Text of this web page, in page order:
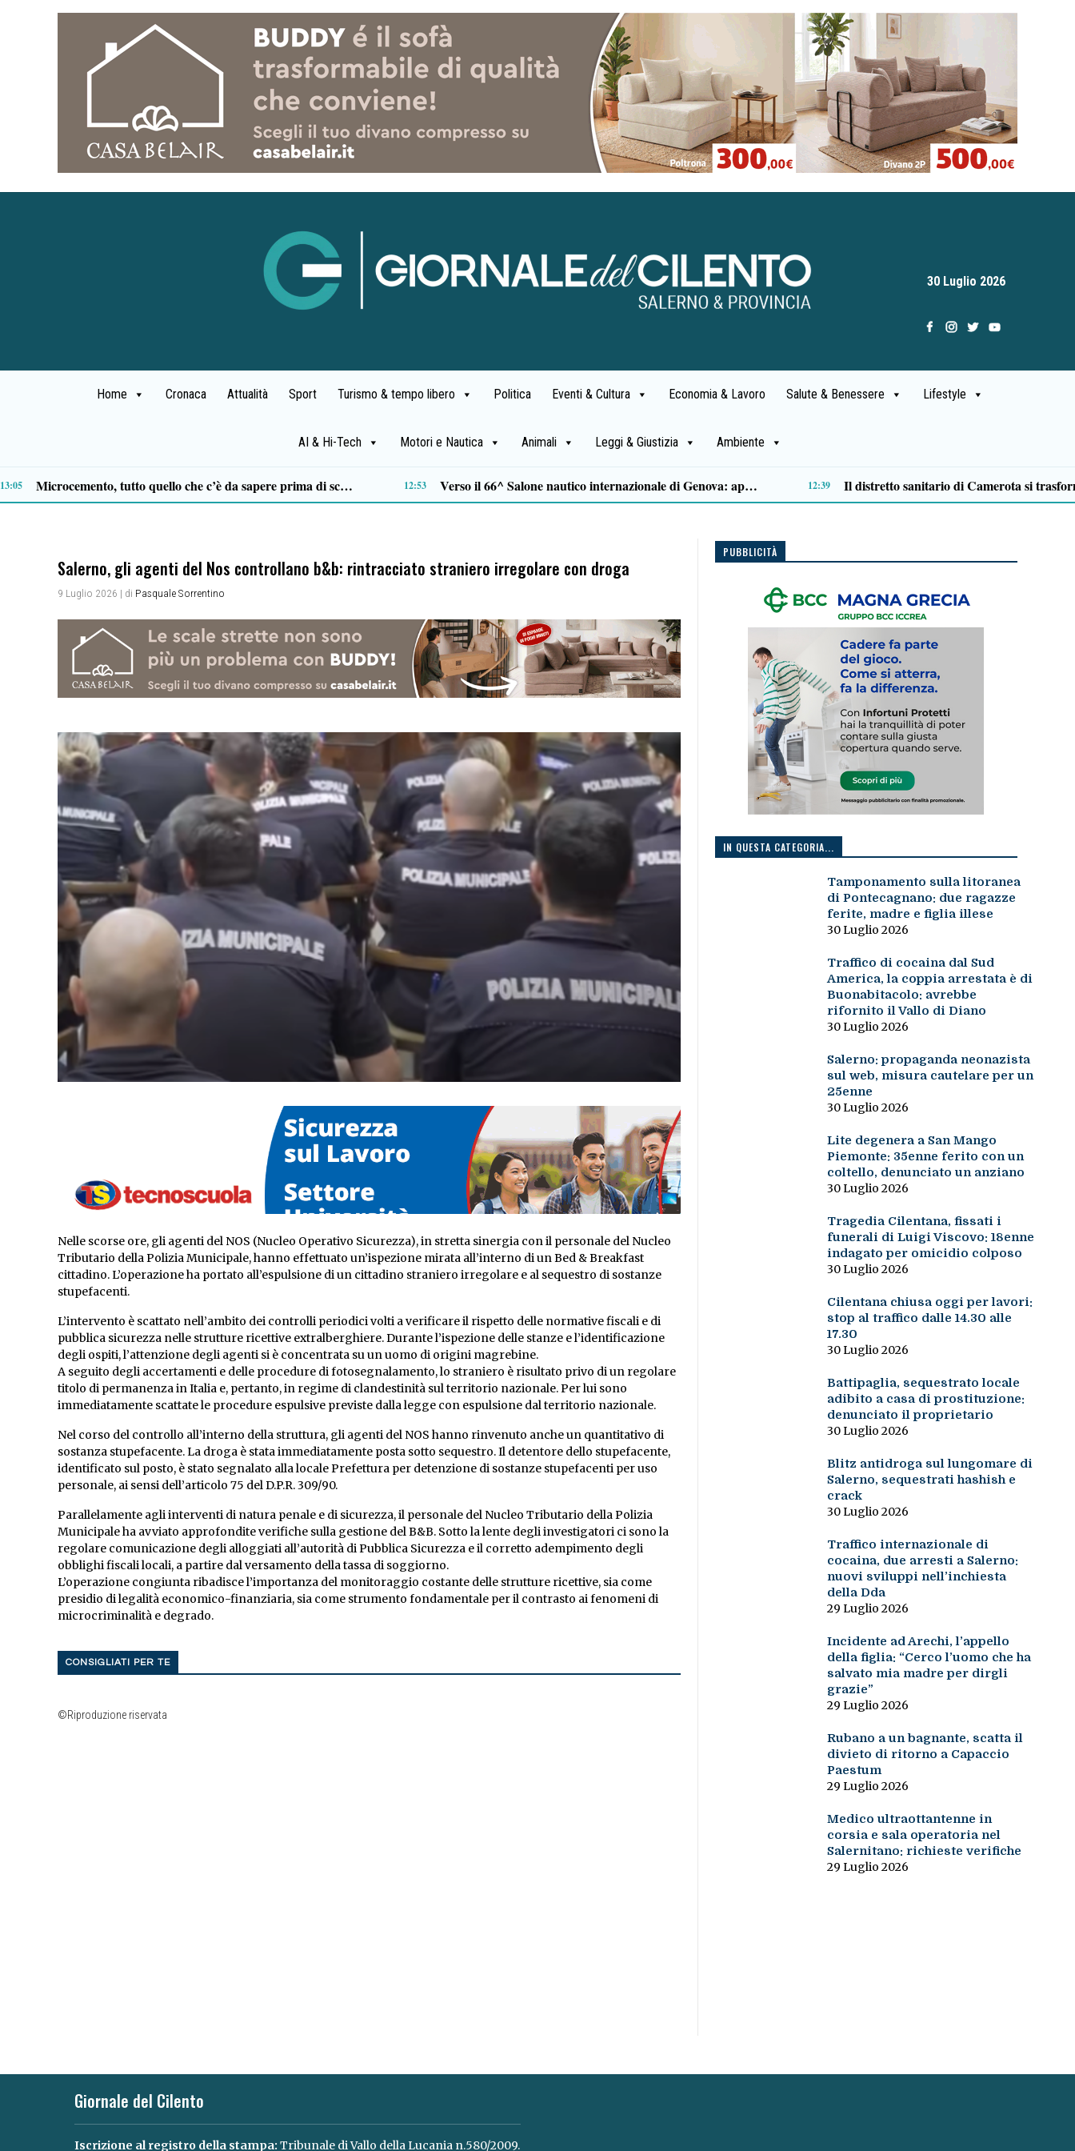
30 Luglio 2026
Home Cronaca Attualità Sport Turismo & tempo libero Politica Eventi & Cultura Economia & Lavoro Salute & Benessere Lifestyle
AI & Hi-Tech Motori e Nautica Animali Leggi & Giustizia Ambiente
Al Festival dell’Aspide arriva “Il tempo delle radici”: un cammino immersivo tra memoria, mindfulness e sapori 10:54 Tamponamento sulla litoranea di Pontecagnano: due ragazze ferite, madre e figlia illese 10:33 Traffico di cocaina dal Sud America, la coppia arrestata è di Buonabitacolo: avrebbe rifornito il Vallo di Diano 10:12
Salerno, gli agenti del Nos controllano b&b: rintracciato straniero irregolare con droga
9 Luglio 2026 | di Pasquale Sorrentino
Nelle scorse ore, gli agenti del NOS (Nucleo Operativo Sicurezza), in stretta sinergia con il personale del Nucleo
Tributario della Polizia Municipale, hanno effettuato un’ispezione mirata all’interno di un Bed & Breakfast
cittadino. L’operazione ha portato all’espulsione di un cittadino straniero irregolare e al sequestro di sostanze
stupefacenti.
L’intervento è scattato nell’ambito dei controlli periodici volti a verificare il rispetto delle normative fiscali e di
pubblica sicurezza nelle strutture ricettive extralberghiere. Durante l’ispezione delle stanze e l’identificazione
degli ospiti, l’attenzione degli agenti si è concentrata su un uomo di origini magrebine.
A seguito degli accertamenti e delle procedure di fotosegnalamento, lo straniero è risultato privo di un regolare
titolo di permanenza in Italia e, pertanto, in regime di clandestinità sul territorio nazionale. Per lui sono
immediatamente scattate le procedure espulsive previste dalla legge con espulsione dal territorio nazionale.
Nel corso del controllo all’interno della struttura, gli agenti del NOS hanno rinvenuto anche un quantitativo di
sostanza stupefacente. La droga è stata immediatamente posta sotto sequestro. Il detentore dello stupefacente,
identificato sul posto, è stato segnalato alla locale Prefettura per detenzione di sostanze stupefacenti per uso
personale, ai sensi dell’articolo 75 del D.P.R. 309/90.
Parallelamente agli interventi di natura penale e di sicurezza, il personale del Nucleo Tributario della Polizia
Municipale ha avviato approfondite verifiche sulla gestione del B&B. Sotto la lente degli investigatori ci sono la
regolare comunicazione degli alloggiati all’autorità di Pubblica Sicurezza e il corretto adempimento degli
obblighi fiscali locali, a partire dal versamento della tassa di soggiorno.
L’operazione congiunta ribadisce l’importanza del monitoraggio costante delle strutture ricettive, sia come
presidio di legalità economico-finanziaria, sia come strumento fondamentale per il contrasto ai fenomeni di
microcriminalità e degrado.
CONSIGLIATI PER TE
©Riproduzione riservata
PUBBLICITÀ
IN QUESTA CATEGORIA...
Tamponamento sulla litoranea
di Pontecagnano: due ragazze
ferite, madre e figlia illese
30 Luglio 2026
Traffico di cocaina dal Sud
America, la coppia arrestata è di
Buonabitacolo: avrebbe
rifornito il Vallo di Diano
30 Luglio 2026
Salerno: propaganda neonazista
sul web, misura cautelare per un
25enne
30 Luglio 2026
Lite degenera a San Mango
Piemonte: 35enne ferito con un
coltello, denunciato un anziano
30 Luglio 2026
Tragedia Cilentana, fissati i
funerali di Luigi Viscovo: 18enne
indagato per omicidio colposo
30 Luglio 2026
Cilentana chiusa oggi per lavori:
stop al traffico dalle 14.30 alle
17.30
30 Luglio 2026
Battipaglia, sequestrato locale
adibito a casa di prostituzione:
denunciato il proprietario
30 Luglio 2026
Blitz antidroga sul lungomare di
Salerno, sequestrati hashish e
crack
30 Luglio 2026
Traffico internazionale di
cocaina, due arresti a Salerno:
nuovi sviluppi nell’inchiesta
della Dda
29 Luglio 2026
Incidente ad Arechi, l’appello
della figlia: “Cerco l’uomo che ha
salvato mia madre per dirgli
grazie”
29 Luglio 2026
Rubano a un bagnante, scatta il
divieto di ritorno a Capaccio
Paestum
29 Luglio 2026
Medico ultraottantenne in
corsia e sala operatoria nel
Salernitano: richieste verifiche
29 Luglio 2026
Giornale del Cilento
Iscrizione al registro della stampa: Tribunale di Vallo della Lucania n.580/2009.